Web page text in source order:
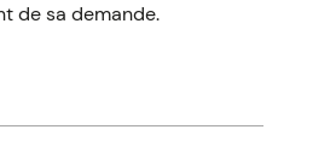
de sa demande.